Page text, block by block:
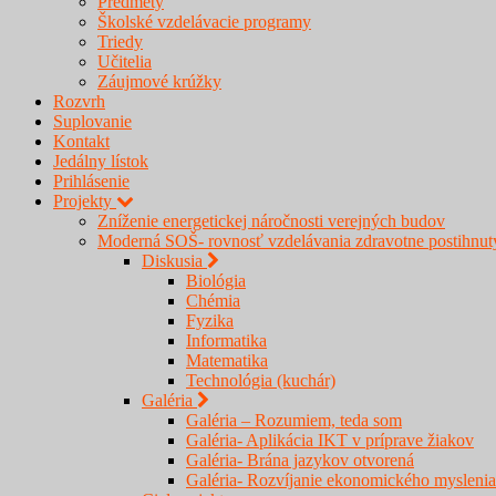
Školské vzdelávacie programy
Triedy
Učitelia
Záujmové krúžky
Rozvrh
Suplovanie
Kontakt
Jedálny lístok
Prihlásenie
Projekty
Zníženie energetickej náročnosti verejných budov
Moderná SOŠ- rovnosť vzdelávania zdravotne
Diskusia
Biológia
Chémia
Fyzika
Informatika
Matematika
Technológia (kuchár)
Galéria
Galéria – Rozumiem, teda som
Galéria- Aplikácia IKT v príprave žiakov
Galéria- Brána jazykov otvorená
Galéria- Rozvíjanie ekonomického myslenia